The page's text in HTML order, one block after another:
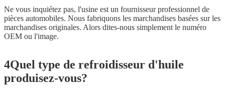
Ne vous inquiétez pas, l'usine est un fournisseur professionnel de
pièces automobiles. Nous fabriquons les marchandises basées sur les
marchandises originales. Alors dites-nous simplement le numéro
OEM ou l'image.
4Quel type de refroidisseur d'huile
produisez-vous?